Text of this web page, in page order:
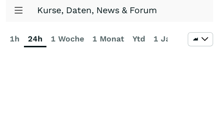
Kurse, Daten, News & Forum
1h 24h 1 Woche 1 Monat Ytd 1 Jahr 3 Jahre